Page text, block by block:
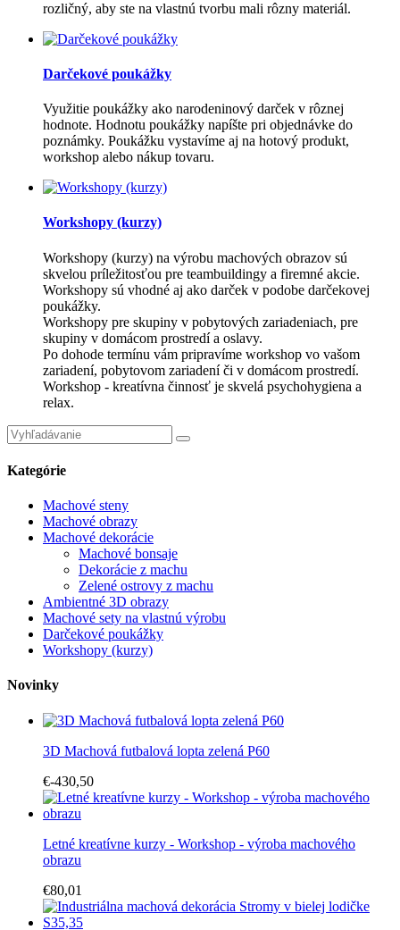
rozličný, aby ste na vlastnú tvorbu mali rôzny materiál.
Darčekové poukážky
Využitie poukážky ako narodeninový darček v rôznej
hodnote. Hodnotu poukážky napíšte pri objednávke do
poznámky. Poukážku vystavíme aj na hotový produkt,
workshop alebo nákup tovaru.
Workshopy (kurzy)
Workshopy (kurzy) na výrobu machových obrazov sú
skvelou príležitosťou pre teambuildingy a firemné akcie.
Workshopy sú vhodné aj ako darček v podobe darčekovej
poukážky.
Workshopy pre skupiny v pobytových zariadeniach, pre
skupiny v domácom prostredí a oslavy.
Po dohode termínu vám pripravíme workshop vo vašom
zariadení, pobytovom zariadení či v domácom prostredí.
Workshop - kreatívna činnosť je skvelá psychohygiena a
relax.
Kategórie
Machové steny
Machové obrazy
Machové dekorácie
Machové bonsaje
Dekorácie z machu
Zelené ostrovy z machu
Ambientné 3D obrazy
Machové sety na vlastnú výrobu
Darčekové poukážky
Workshopy (kurzy)
Novinky
3D Machová futbalová lopta zelená P60
€-430,50
Letné kreatívne kurzy - Workshop - výroba machového
obrazu
€80,01